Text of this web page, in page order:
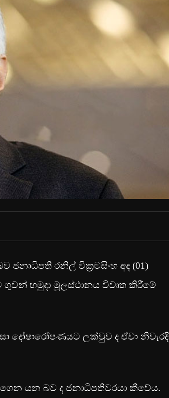
රනිල් වික්‍රමසිංහ අද (01)
හමුදා මූලස්ථානය විවෘත කිරීමේ
ලක්වුව ද ඒවා නිවැරදි
යන බව ද ජනාධිපතිවරයා කීවේය.